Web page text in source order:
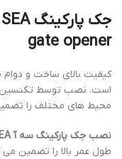
gate opener
است. نصب توسط تکنسین
محیط های مختلف را
نصب جک پارکینگ سه آ SEA
طول عمر بالا را تضمین می